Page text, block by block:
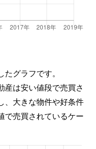
グラフです。
産は安い値段で売買さ
、大きな物件や好条件
で売買されているケー